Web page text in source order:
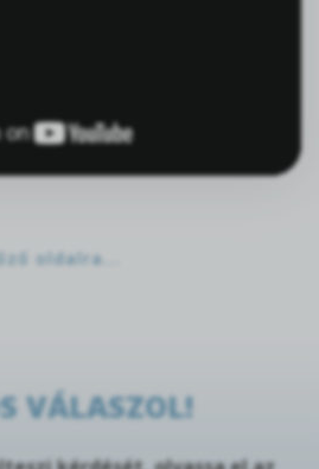
oldalra...
VÁLASZOL!